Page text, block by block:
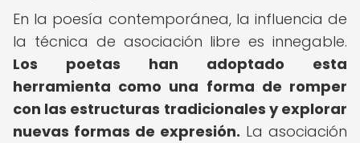
En la poesía contemporánea, la influencia de
la técnica de asociación libre es innegable.
Los poetas han adoptado esta
herramienta como una forma de romper
con las estructuras tradicionales y explorar
nuevas formas de expresión. La asociación